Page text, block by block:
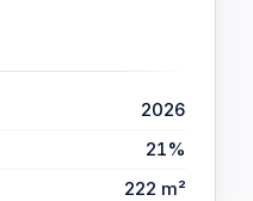
2026
21%
222 m²